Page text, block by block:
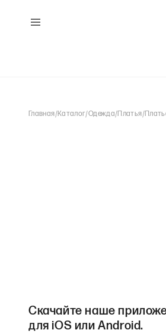
Главная/Каталог/Одежда/ Платья/
Скачайте наше
для iOS или Android.